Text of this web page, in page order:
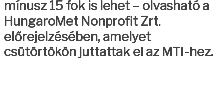
mínusz 15 fok is lehet – olvasható a
HungaroMet Nonprofit Zrt.
előrejelzésében, amelyet
csütörtökön juttattak el az MTI-hez.